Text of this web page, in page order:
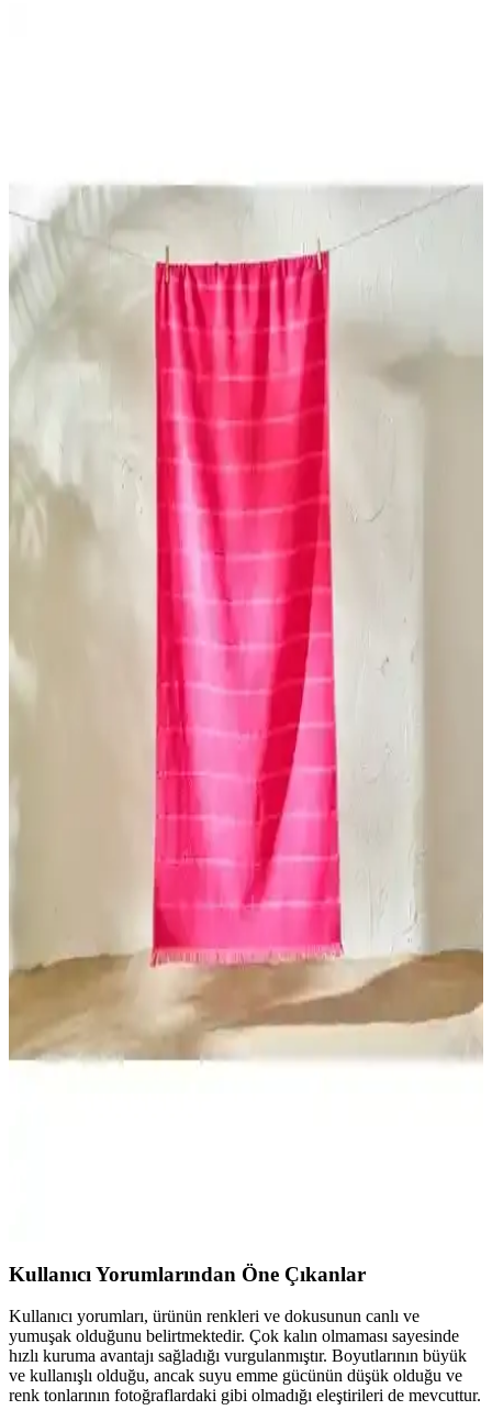
Plaj Havlusu Karşılaştırması: Doğa Dostu ve
Pamuklu Modellerin Özellikleri
İki plaj havlusu modelinin malzeme, boyut, kuruma hızı ve kullanıcı
yorumlarıyla karşılaştırması, seçim yaparken dikkat edilmesi gereken
noktaları özetliyor.
Mikrofiber Plaj Havlusu Karşılaştırması:
Altınyılz<dı>z ve Nabaiji Ürünleri
İki mikrofiber plaj havlusunun malzeme, boyut, emicilik ve kullanım
kolaylığı gibi özellikleri detaylı karşılaştırmasıyla ihtiyaçlarınıza en
uygun seçeneği belirleyin.
Bella Maison Holly ve Madame Coco Tortue Plaj
Havlusu Karşılaştırması: Özellikler ve Kullanıcı
Bu makalede, Bella Maison Holly ve Madame Coco Tortue plaj
havlularının malzeme, boyut, tasarım ve kullanıcı memnuniyeti
açısından detaylı karşılaştırmasını bulabilirsiniz.
Çocuk ve Yetişkinler İçin En İyi Plaj Havluları
Karşılaştırması ve Seçim Rehberi
İki popüler plaj havlusu ürününü detaylı karşılaştırıyoruz. Çevre
dostu, hızlı kuruyan ve şık tasarımlı havlular arasından
ihtiyaçlarınıza uygun olanı seçmenize yardımcı oluyoruz.
Alora Peştamal ve Kayra Plaj Havlusu
Karşılaştırması: Özellikler ve Kullanıcı Yorumları
İki popüler pamuklu ürünün özellikleri, kullanım alanları ve
kullanıcı yorumlarıyla detaylı karşılaştırması, ihtiyaçlara uygun
seçim yapmanızı sağlar.
Kayra ve Varol Plaj ve Peştemal Ürünlerinin
Karşılaştırması: Özellikler ve Kullanıcı Yorumları
Kayra'nın organik pamuktan ince ve yüksek havlusu ile Varol'un
yüksek emiciliğe sahip peştemalleri arasındaki farkları keşfedin,
Kullanıcı Yorumlarından Öne Çıkanlar
Kullanıcı yorumları, ürünün renkleri ve dokusunun canlı ve
yumuşak olduğunu belirtmektedir. Çok kalın olmaması sayesinde
hızlı kuruma avantajı sağladığı vurgulanmıştır. Boyutlarının büyük
ve kullanışlı olduğu, ancak suyu emme gücünün düşük olduğu ve
renk tonlarının fotoğraflardaki gibi olmadığı eleştirileri de mevcuttur.